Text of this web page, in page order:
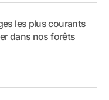
les plus courants
dans nos forêts